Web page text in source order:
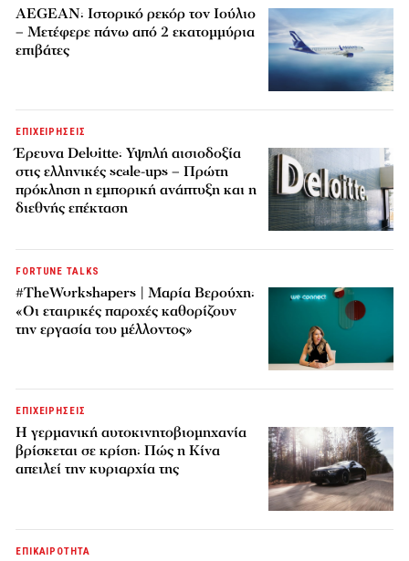
AEGEAN: Ιστορικό ρεκόρ τον Ιούλιο
– Μετέφερε πάνω από 2 εκατομμύρια
επιβάτες
ΕΠΙΧΕΙΡΗΣΕΙΣ
Έρευνα Deloitte: Υψηλή αισιοδοξία
στις ελληνικές scale-ups – Πρώτη
πρόκληση η εμπορική ανάπτυξη και η
διεθνής επέκταση
FORTUNE TALKS
#TheWorkshapers | Μαρία Βερούχη:
«Οι εταιρικές παροχές καθορίζουν
την εργασία του μέλλοντος»
ΕΠΙΧΕΙΡΗΣΕΙΣ
Η γερμανική αυτοκινητοβιομηχανία
βρίσκεται σε κρίση: Πώς η Κίνα
απειλεί την κυριαρχία της
ΕΠΙΚΑΙΡΟΤΗΤΑ